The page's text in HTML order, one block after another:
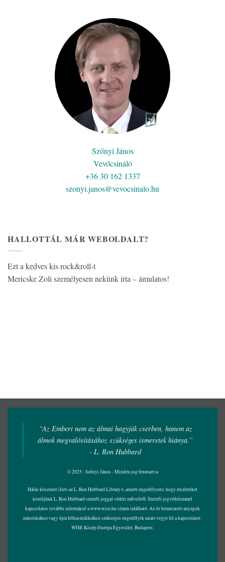
Szőnyi János
Vevőcsináló
+36 30 162 1337
szonyi.janos@vevocsinalo.hu
HALLOTTÁL MÁR WEBOLDALT?
Ezt a kedves kis rock&roll-t
Mericske Zoli személyesen nekünk írta – ámulatos!
“Az Embert nem az álmai hagyják cserben, hanem az
álmok megvalósításához szükséges ismeretek hiánya.”
- L. Ron Hubbard
© 2025 - Szőnyi János - Minden jog fenntartva
Hálás köszönet illeti az L. Ron Hubbard Library-t, amiért engedélyezte, hogy részleteket
közöljünk L. Ron Hubbard szerzői joggal védett műveiből. Szerzői jogvédelemmel
kapcsolatos további információ awww.wise.hucímen található. Az itt bemutatott anyagok
másolásához vagy újra felhasználásához szükséges engedélyek miatt vegye fel a kapcsolatot:
WISE Közép-Európa Egyesület, Budapest.